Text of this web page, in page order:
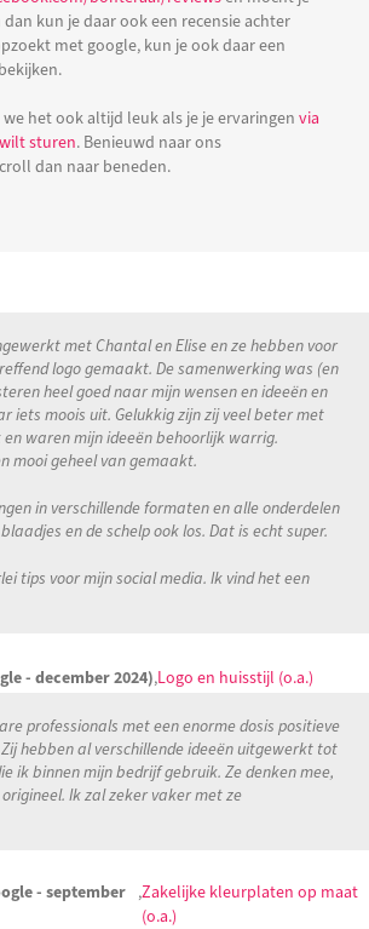
kun je daar ook een recensie achter
met google, kun je ook daar een
het ook altijd leuk als je je ervaringen via
sturen. Benieuwd naar ons
dan naar beneden.
met Chantal en Elise en ze hebben voor
logo gemaakt. De samenwerking was (en
heel goed naar mijn wensen en ideeën en
iets moois uit. Gelukkig zijn zij veel beter met
waren mijn ideeën behoorlijk warrig.
mooi geheel van gemaakt.
in verschillende formaten en alle onderdelen
en de schelp ook los. Dat is echt super.
tips voor mijn social media. Ik vind het een
- december 2024),Logo en huisstijl (o.a.)
professionals met een enorme dosis positieve
hebben al verschillende ideeën uitgewerkt tot
ik binnen mijn bedrijf gebruik. Ze denken mee,
Ik zal zeker vaker met ze
- september ,Zakelijke kleurplaten op maat
(o.a.)